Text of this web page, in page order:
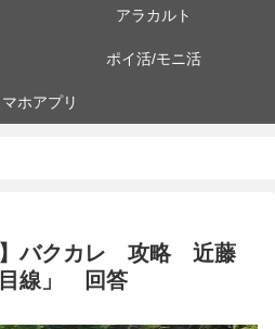
アラカルト
ポイ活/モニ活
マホアプリ
】バクカレ 攻略 近藤
線」 回答